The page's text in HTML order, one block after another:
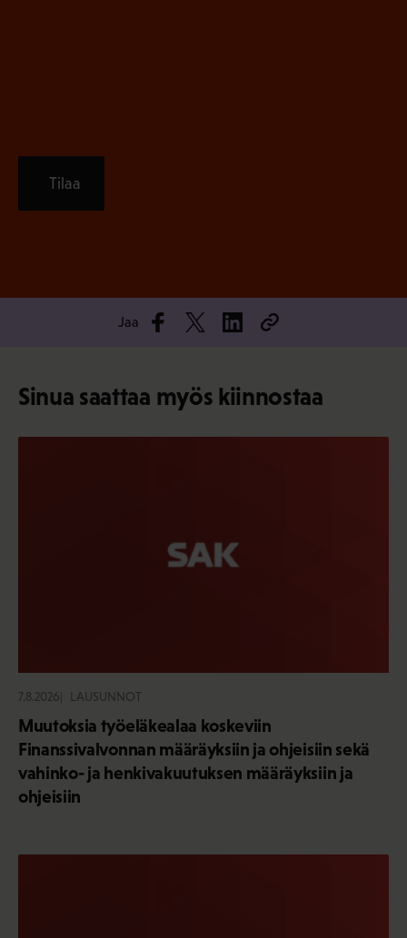
Tilaa
Jaa
Sinua saattaa myös kiinnostaa
7.8.2026 LAUSUNNOT
Muutoksia työeläkealaa koskeviin
Finanssivalvonnan määräyksiin ja ohjeisiin sekä
vahinko- ja henkivakuutuksen määräyksiin ja
ohjeisiin